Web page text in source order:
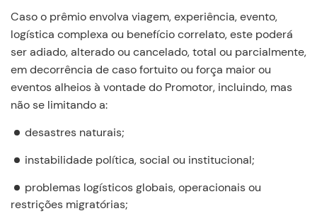
Caso o prêmio envolva viagem, experiência, evento,
logística complexa ou benefício correlato, este poderá
ser adiado, alterado ou cancelado, total ou parcialmente,
em decorrência de caso fortuito ou força maior ou
eventos alheios à vontade do Promotor, incluindo, mas
não se limitando a:
desastres naturais;
instabilidade política, social ou institucional;
problemas logísticos globais, operacionais ou
restrições migratórias;